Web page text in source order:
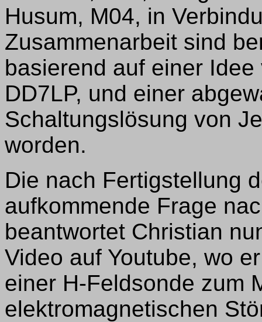
Husum, M04, in
Zusammenarbeit sind
basierend auf einer
DD7LP, und einer
Schaltungslösung von
worden.
Die nach Fertigstellung
aufkommende Frage
beantwortet Christian
Video auf Youtube, wo
einer H-Feldsonde zum
elektromagnetischen